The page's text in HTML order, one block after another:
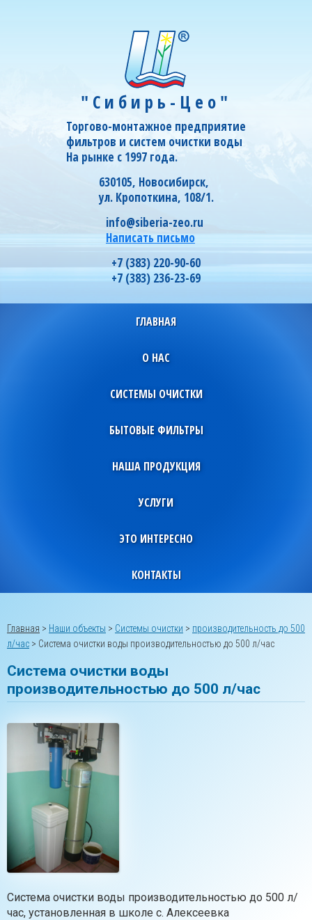
"Сибирь-Цео"
Торгово-монтажное предприятие
фильтров и систем очистки воды
На рынке с 1997 года.
630105, Новосибирск,
ул. Кропоткина, 108/1.
info@siberia-zeo.ru
Написать письмо
+7 (383) 220-90-60
+7 (383) 236-23-69
ГЛАВНАЯ
О НАС
СИСТЕМЫ ОЧИСТКИ
БЫТОВЫЕ ФИЛЬТРЫ
НАША ПРОДУКЦИЯ
УСЛУГИ
ЭТО ИНТЕРЕСНО
КОНТАКТЫ
Главная > Наши объекты > Системы очистки > производительность до 500
л/час > Система очистки воды производительностью до 500 л/час
Система очистки воды
производительностью до 500 л/час
Система очистки воды производительностью до 500 л/
час, установленная в школе с. Алексеевка